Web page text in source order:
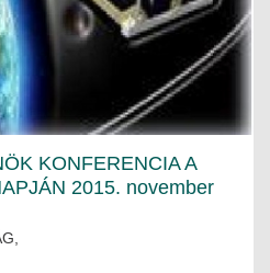
KONFERENCIA A
2015. november